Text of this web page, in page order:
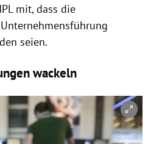
mit, dass die
seien.
wackeln
schließen